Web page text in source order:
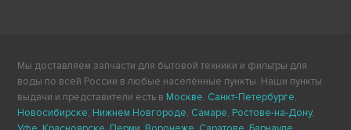
Мы доставляем запчасти для бытовой техники и фильтры для
воды по всей России в любые населённые пункты. Наши пункты
выдачи и представители есть в Москве, Санкт-Петербурге,
Новосибирске, Нижнем Новгороде, Самаре, Ростове-на-Дону,